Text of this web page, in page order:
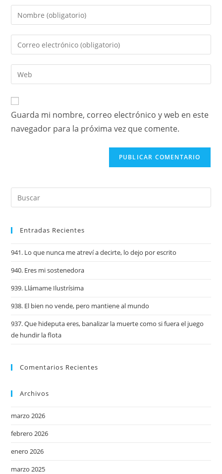
Guarda mi nombre, correo electrónico y web en este
navegador para la próxima vez que comente.
Entradas Recientes
941. Lo que nunca me atreví a decirte, lo dejo por escrito
940. Eres mi sostenedora
939. Llámame Ilustrísima
938. El bien no vende, pero mantiene al mundo
937. Que hideputa eres, banalizar la muerte como si fuera el juego
de hundir la flota
Comentarios Recientes
Archivos
marzo 2026
febrero 2026
enero 2026
marzo 2025